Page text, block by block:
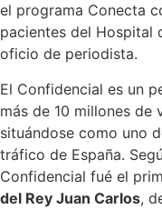
el programa Conecta
pacientes del Hospital
oficio de periodista.
El Confidencial es un
más de 10 millones de
situándose como uno
tráfico de España.
Confidencial fué el
del Rey Juan Carlos,